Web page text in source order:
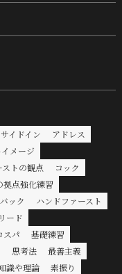
イドイン
アドレス
メージ
トの観点
コック
拠点強化練習
ック
ハンドファースト
ード
スパ
基礎練習
思考法
最善主義
識や理論
素振り